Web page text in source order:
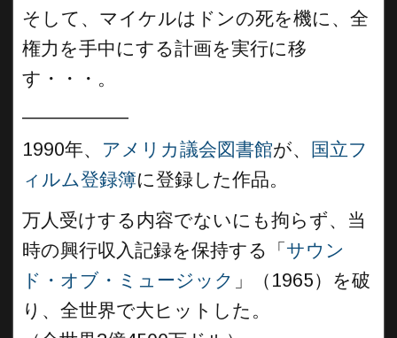
そして、マイケルはドンの死を機に、全
権力を手中にする計画を実行に移
す・・・。
1990年、 アメリカ議会図書館が、
国立フ
ィルム登録簿に登録した作品。
万人受けする内容でないにも拘らず、当
時の興行収入記録を保持する「 サウン
ド・オブ・ミュージック 」（1965）を破
り、全世界で大ヒットした。